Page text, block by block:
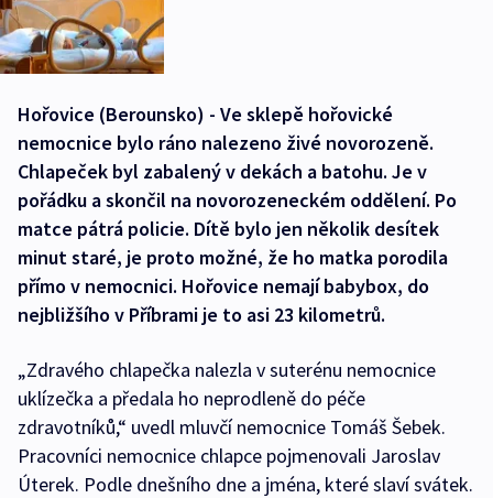
Hořovice (Berounsko) - Ve sklepě hořovické
nemocnice bylo ráno nalezeno živé novorozeně.
Chlapeček byl zabalený v dekách a batohu. Je v
pořádku a skončil na novorozeneckém oddělení. Po
matce pátrá policie. Dítě bylo jen několik desítek
minut staré, je proto možné, že ho matka porodila
přímo v nemocnici. Hořovice nemají babybox, do
nejbližšího v Příbrami je to asi 23 kilometrů.
„Zdravého chlapečka nalezla v suterénu nemocnice
uklízečka a předala ho neprodleně do péče
zdravotníků,“ uvedl mluvčí nemocnice Tomáš Šebek.
Pracovníci nemocnice chlapce pojmenovali Jaroslav
Úterek. Podle dnešního dne a jména, které slaví svátek.